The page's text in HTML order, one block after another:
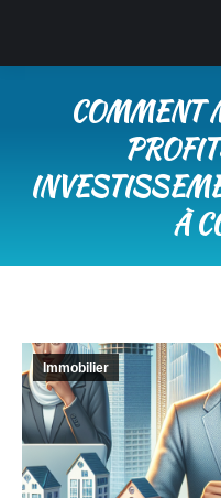
COMMENT
À
Immobilier